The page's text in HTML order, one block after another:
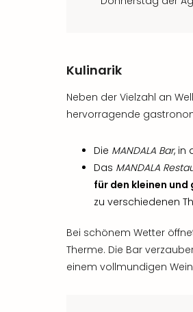
Kulinarik
Neben der Vielzahl an
hervorragende
Die MANDALA Bar, in
Das MANDALA
für den kleinen und
zu verschiedenen
Bei schönem Wetter
Therme. Die Bar
einem vollmundigen